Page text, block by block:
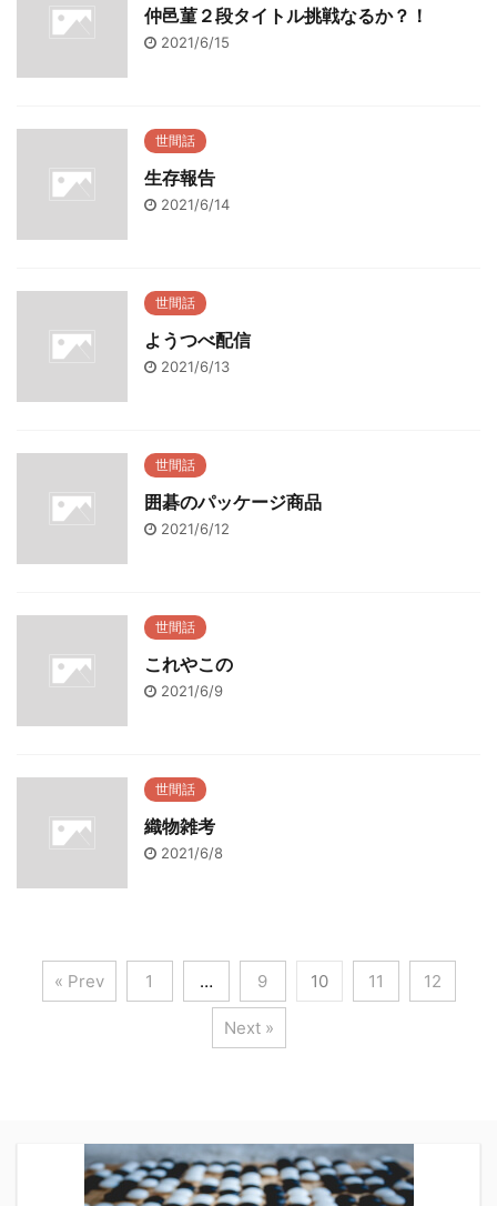
仲邑菫２段タイトル挑戦なるか？！
2021/6/15
世間話
生存報告
2021/6/14
世間話
ようつべ配信
2021/6/13
世間話
囲碁のパッケージ商品
2021/6/12
世間話
これやこの
2021/6/9
世間話
織物雑考
2021/6/8
« Prev 1 … 9 10 11 12
Next »